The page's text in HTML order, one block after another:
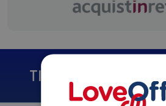
TI POTREBBE